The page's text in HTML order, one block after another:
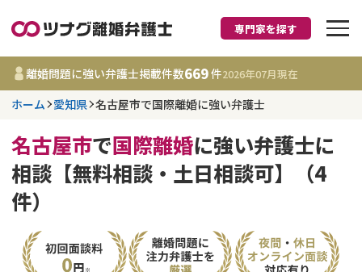
離婚に強い弁護士
愛知県
事務所 669
件
更新日 :2026年07月31日
離婚前相談
費用相場
専門家を探す
離婚問題に強い弁護士掲載件数669件2026年07月現在
ホーム 愛知県 名古屋市で国際離婚に強い弁護士
名古屋市で国際離婚に強い弁護士に
相談【無料相談・土日相談可】（4
件）